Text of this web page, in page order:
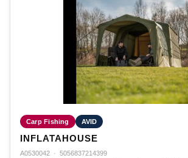
Carp Fishing AVID
INFLATAHOUSE
A0530042 · 5056837214399